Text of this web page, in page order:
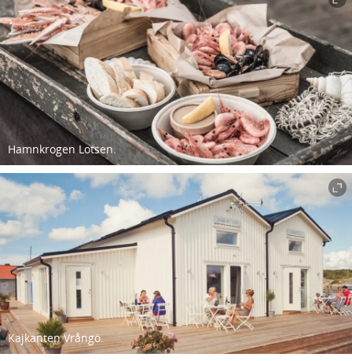
Hamnkrogen Lotsen.
Kajkanten Vrångö.